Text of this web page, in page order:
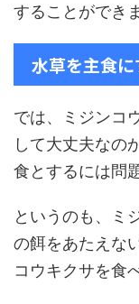
することができ
水草を主食
では、ミジンコ
して大丈夫なの
食とするには問
というのも、ミ
の餌をあたえな
コウキクサを食